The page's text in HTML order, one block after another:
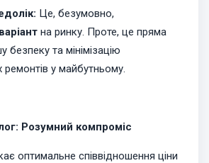
Це, безумовно,
на ринку. Проте, це пряма
безпеку та мінімізацію
ремонтів у майбутньому.
Розумний компроміс
оптимальне співвідношення ціни